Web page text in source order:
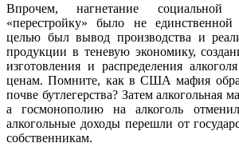
Впрочем, нагнетание социальной
«перестройку» было не
целью был вывод производства и
продукции в теневую экономику,
изготовления и распределения
ценам. Помните, как в США мафия
почве бутлегерства? Затем алкогольная
а госмонополию на алкоголь
алкогольные доходы перешли от
собственникам.